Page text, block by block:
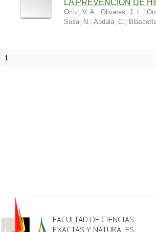
LA PREVENCIÓN DE
Ortiz, V. A.; Olivares, J. L.;
Sosa, N.; Abdala, C.;
1